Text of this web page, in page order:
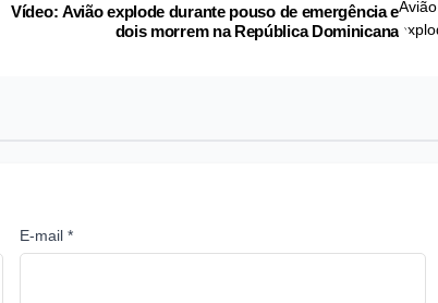
Vídeo: Avião explode durante pouso de emergência e
dois morrem na República Dominicana
E-mail *